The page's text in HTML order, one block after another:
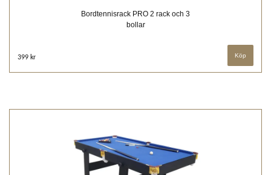
Bordtennisrack PRO 2 rack och 3
bollar
399 kr